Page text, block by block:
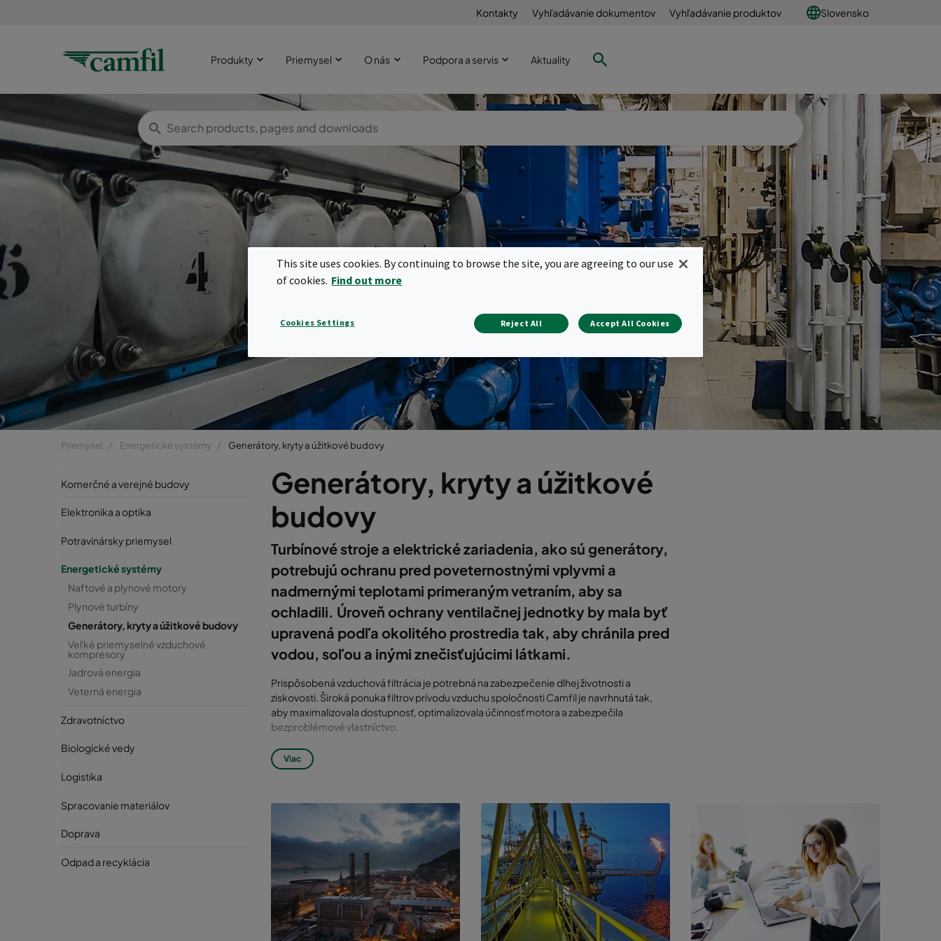
Kontakty Vyhľadávanie dokumentov Vyhľadávanie produktov Slovensko
Produkty Priemysel O nás Podpora a servis Aktuality
Generátory, kryty a
úžitkové budovy
Priemysel Energetické systémy Generátory, kryty a úžitkové budovy
Komerčné a verejné budovy
Elektronika a optika
Potravinársky priemysel
Energetické systémy
Naftové a plynové motory
Plynové turbíny
Generátory, kryty a úžitkové budovy
Veľké priemyselné vzduchové
kompresory
Jadrová energia
Veterná energia
Zdravotníctvo
Biologické vedy
Logistika
Spracovanie materiálov
Doprava
Odpad a recyklácia
Generátory, kryty a úžitkové
budovy
Turbínové stroje a elektrické zariadenia, ako sú generátory,
potrebujú ochranu pred poveternostnými vplyvmi a
nadmernými teplotami primeraným vetraním, aby sa
ochladili. Úroveň ochrany ventilačnej jednotky by mala byť
upravená podľa okolitého prostredia tak, aby chránila pred
vodou, soľou a inými znečisťujúcimi látkami.
Prispôsobená vzduchová filtrácia je potrebná na zabezpečenie dlhej životnosti a
ziskovosti. Široká ponuka filtrov prívodu vzduchu spoločnosti Camfil je navrhnutá tak,
aby maximalizovala dostupnosť, optimalizovala účinnosť motora a zabezpečila
bezproblémové vlastníctvo.
Okolie musí byť tiež chránené pred vysokými úrovňami hluku zo strojov. To sa
najefektívnejšie dosiahne uzavretím stroja tak, že sa vstupný a výstupný otvor vybavia
Naše kryty sú navrhnuté ako integrovaná súčasť systému. Osvetlenie, dvere s
jednoduchým prístupom, zdvíhacie traverzy a priestor pre mazacie a palivové systémy
sú často zabudovanými prvkami v našich dizajnoch. Nosné vonkajšie steny a povrchy
krytu, ktoré chránia zvukovú izoláciu, sú vyrobené z lakovanej uhlíkovej ocele,
nehrdzavejúcej ocele alebo hliníka.
Viac
This site uses cookies. By continuing to browse the site, you are agreeing to our use
of cookies. Find out more
Cookies Settings Reject All Accept All Cookies